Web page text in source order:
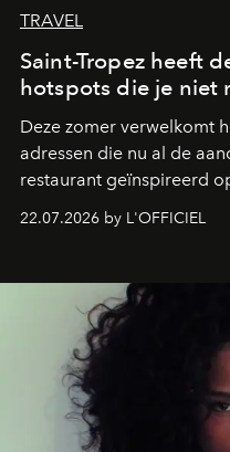
TRAVEL
Saint-Tropez heeft
hotspots die je niet
Deze zomer verwelkomt
adressen die nu al de
restaurant geïnspireerd
zestig, een Japanse
verandert in een
neerstrijkt in Saint-
die deze zomer de toon
zwoele nachten.
22.07.2026 by L'OFFICIEL